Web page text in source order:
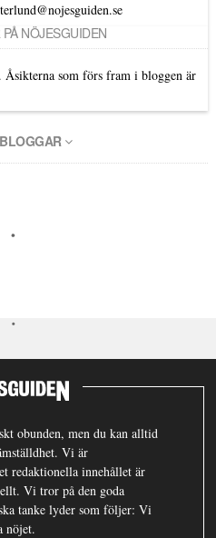
NÖJESGUIDEN
Åsikterna som förs fram i bloggen är
obunden, men du kan alltid
Vi är
redaktionella innehållet är
Vi tror på den goda
tanke lyder som följer: Vi
nöjet.